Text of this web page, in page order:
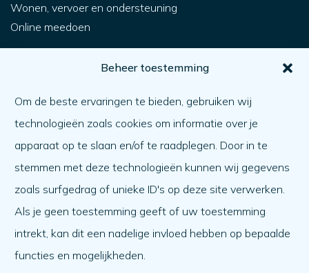
Beheer toestemming
Om de beste ervaringen te bieden, gebruiken wij
technologieën zoals cookies om informatie over je
apparaat op te slaan en/of te raadplegen. Door in te
stemmen met deze technologieën kunnen wij gegevens
zoals surfgedrag of unieke ID's op deze site verwerken.
Als je geen toestemming geeft of uw toestemming
intrekt, kan dit een nadelige invloed hebben op bepaalde
functies en mogelijkheden.
Wonen, vervoer en ondersteuning
Online meedoen
Wat er speelt
Agenda
Over ons
Over ons
Werken bij
Team